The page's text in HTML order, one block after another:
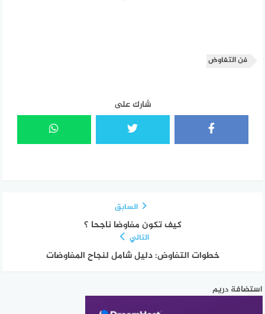
فن التفاوض
شارك على
السابق
كيف تكون مفاوضا ناجحا ؟
التالي
خطوات التفاوض: دليل شامل لنجاح المفاوضات
استضافة دريم